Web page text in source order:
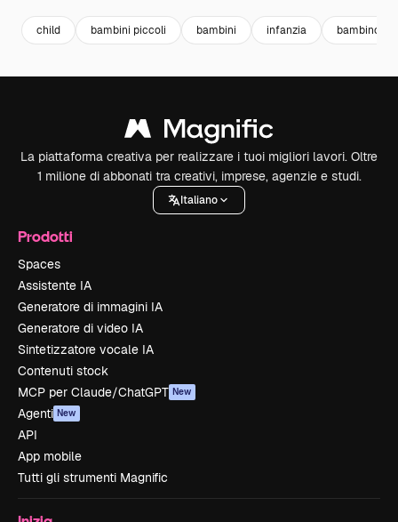
child bambini piccoli bambini infanzia bambino
La piattaforma creativa per realizzare i tuoi migliori lavori. Oltre
1 milione di abbonati tra creativi, imprese, agenzie e studi.
Italiano
Prodotti
Spaces
Assistente IA
Generatore di immagini IA
Generatore di video IA
Sintetizzatore vocale IA
Contenuti stock
MCP per Claude/ChatGPT New
Agenti New
API
App mobile
Tutti gli strumenti Magnific